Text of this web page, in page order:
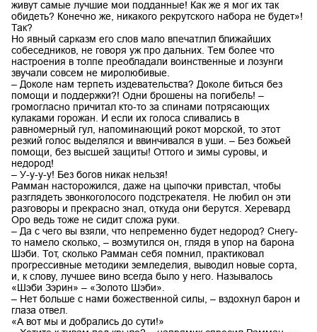
живут самые лучшие мои подданные! Как же я мог их так
обидеть? Конечно же, никакого рекрутского набора не будет»!
Так?
Но явный сарказм его слов мало впечатлил ближайших
собеседников, не говоря уж про дальних. Тем более что
настроения в толпе преобладали воинственные и лозунги
звучали совсем не миролюбивые.
– Доколе нам терпеть издевательства? Доколе биться без
помощи и поддержки?! Одни брошены на погибель! –
громогласно причитал кто-то за спинами потрясающих
кулаками горожан. И если их голоса сливались в
равномерный гул, напоминающий рокот морской, то этот
резкий голос выделялся и ввинчивался в уши. – Без божьей
помощи, без высшей защиты! Оттого и зимы суровы, и
недород!
– У-у-у-у! Без богов никак нельзя!
Рамман насторожился, даже на цыпочки привстал, чтобы
разглядеть звонкоголосого подстрекателя. Не любил он эти
разговоры и прекрасно знал, откуда они берутся. Херевард
Оро ведь тоже не сидит сложа руки.
– Да с чего вы взяли, что непременно будет недород? Снегу-
то намело сколько, – возмутился он, глядя в упор на барона
Шэби. Тот, сколько Рамман себя помнил, практиковал
прогрессивные методики земледелия, выводил новые сорта,
и, к слову, лучшее вино всегда было у него. Называлось
«Шэби Зэрин» – «Золото Шэби».
– Нет больше с нами божественной силы, – вздохнул барон и
глаза отвел.
«А вот мы и добрались до сути!»